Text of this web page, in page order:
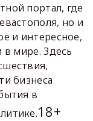
портал, где
но и
и интересное,
мире. Здесь
бизнеса
в
18+